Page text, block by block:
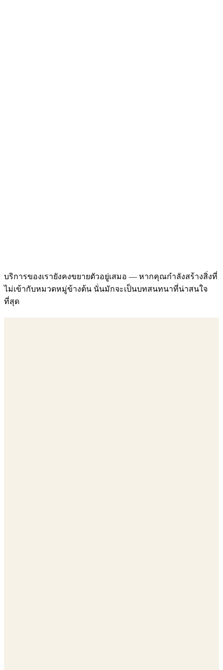
บริการของเรายังคงขยายตัวอยู่เสมอ — หากคุณกำลังสร้างสิ่งที่
ไม่เข้ากับหมวดหมู่ข้างต้น นั่นมักจะเป็นบทสนทนาที่น่าสนใจ
ที่สุด